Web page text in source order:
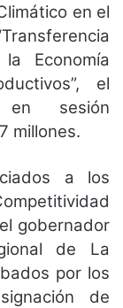
en el
Economía
el
en sesión
millones.
a los
gobernador
de La
por los
de